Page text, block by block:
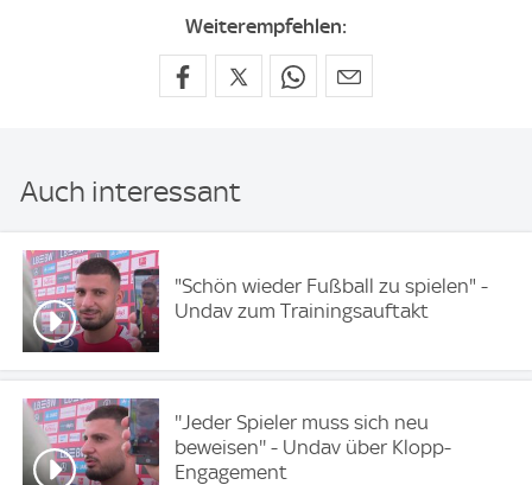
Weiterempfehlen:
Auch interessant
"Schön wieder Fußball zu spielen" -
Undav zum Trainingsauftakt
''Jeder Spieler muss sich neu
beweisen'' - Undav über Klopp-
Engagement